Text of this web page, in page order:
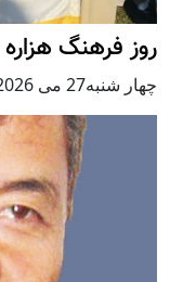
روز فرهنگ
چهار شنبه27 می 2026